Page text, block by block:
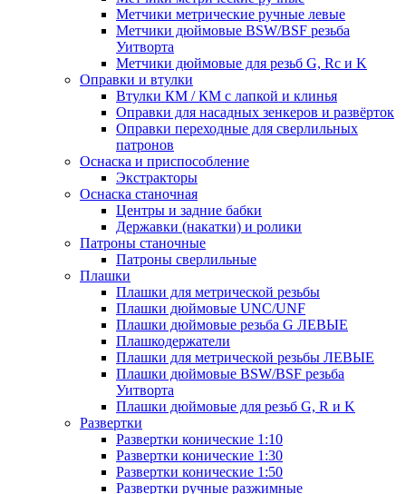
Метчики метрические ручные левые
Метчики дюймовые BSW/BSF резьба
Уитворта
Метчики дюймовые для резьб G, Rc и K
Оправки и втулки
Втулки КМ / КМ с лапкой и клинья
Оправки для насадных зенкеров и развёрток
Оправки переходные для сверлильных
патронов
Оснаска и приспособление
Экстракторы
Оснаска станочная
Центры и задние бабки
Державки (накатки) и ролики
Патроны станочные
Патроны сверлильные
Плашки
Плашки для метрической резьбы
Плашки дюймовые UNC/UNF
Плашки дюймовые резьба G ЛЕВЫЕ
Плашкодержатели
Плашки для метрической резьбы ЛЕВЫЕ
Плашки дюймовые BSW/BSF резьба
Уитворта
Плашки дюймовые для резьб G, R и K
Развертки
Развертки конические 1:10
Развертки конические 1:30
Развертки конические 1:50
Развертки ручные разжимные